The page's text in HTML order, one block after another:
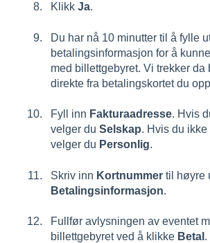
Klikk Ja.
Du har nå 10 minutter til å fylle
betalingsinformasjon for å
med billettgebyret. Vi trekker da
direkte fra betalingskortet du
Fyll inn Fakturaadresse. Hvis
velger du Selskap. Hvis du ikke
velger du Personlig.
Skriv inn Kortnummer til høyre
Betalingsinformasjon.
Fullfør avlysningen av eventet
billettgebyret ved å klikke Betal .